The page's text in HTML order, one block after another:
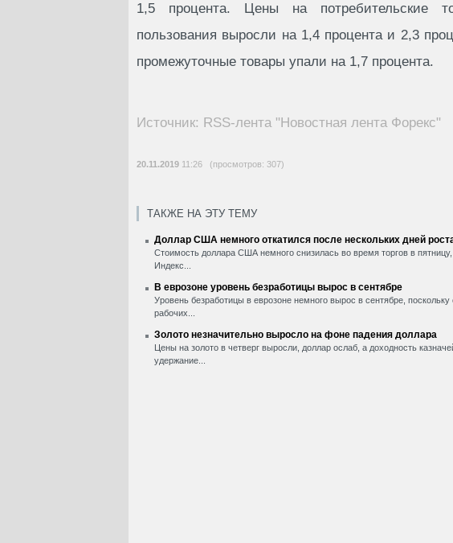
1,5 процента. Цены на потребительские
пользования выросли на 1,4 процента и 2,3
промежуточные товары упали на 1,7 процента.
Источник: RSS-лента "Новостная лента Форекс"
20.11.2019 11:26 (просмотров: 307)
ТАКЖЕ НА ЭТУ ТЕМУ
Доллар США немного откатился после нескольких дней
Стоимость доллара США немного снизилась во время торгов в
Индекс...
В еврозоне уровень безработицы вырос в сентябре
Уровень безработицы в еврозоне немного вырос в сентябре,
рабочих...
Золото незначительно выросло на фоне падения доллара
Цены на золото в четверг выросли, доллар ослаб, а доходность
удержание...